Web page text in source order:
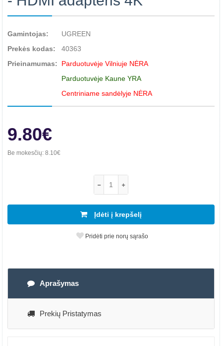
Gamintojas:
UGREEN
Prekės kodas:
40363
Prieinamumas:
Parduotuvėje Vilniuje NĖRA
Parduotuvėje Kaune YRA
Centriniame sandėlyje NĖRA
9.80€
Be mokesčių: 8.10€
Įdėti į krepšelį
Pridėti prie norų sąrašo
Aprašymas
Prekių Pristatymas